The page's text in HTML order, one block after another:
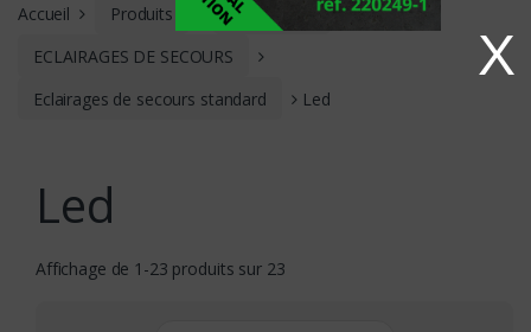
X
Accueil Produits
ECLAIRAGE
ECLAIRAGES DE SECOURS
Eclairages de secours standard
Led
Led
Affichage de 1-23 produits sur 23